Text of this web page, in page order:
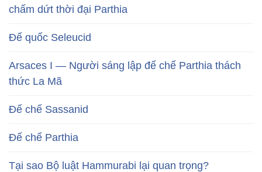
chấm dứt thời đại Parthia
Đế quốc Seleucid
Arsaces I — Người sáng lập đế chế Parthia thách
thức La Mã
Đế chế Sassanid
Đế chế Parthia
Tại sao Bộ luật Hammurabi lại quan trọng?